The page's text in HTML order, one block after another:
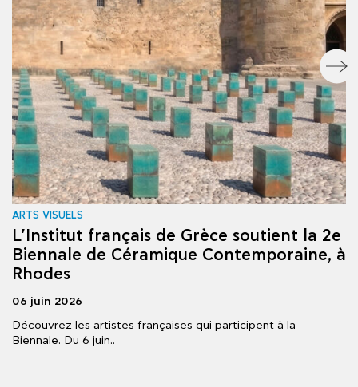
ARTS VISUELS
L’Institut français de Grèce soutient la 2e
Biennale de Céramique Contemporaine, à
Rhodes
06 juin 2026
Découvrez les artistes françaises qui participent à la
Biennale. Du 6 juin..